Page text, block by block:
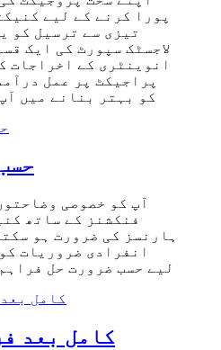
پورا کرنے کے لیے
تیزی سے ترسیل کو
لاجسٹک سپورٹ کی ایک
انوینٹری کے اخراجات
پراجیکٹ پر عمل
کو بہتر بنانے میں
آپ کو خصوصی
فنکشنز کے ساتھ
ہارنسز کی ضرورت ہو
انفرادی ضروریات
لیے حسب ضرورت حل
کامل بعد